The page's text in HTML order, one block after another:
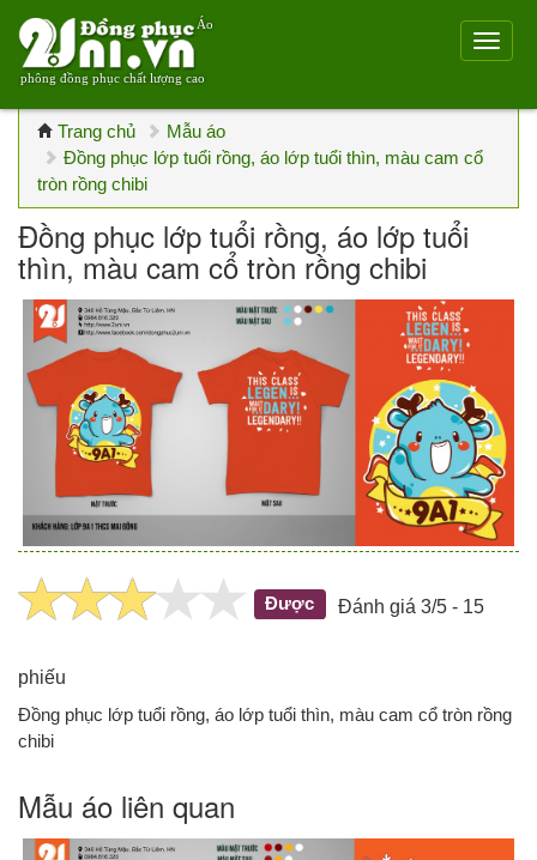
Áo
phông đồng phục chất lượng cao
Trang chủ
Mẫu áo
Đồng phục lớp tuổi rồng, áo lớp tuổi thìn, màu cam cổ
tròn rồng chibi
Đồng phục lớp tuổi rồng, áo lớp tuổi
thìn, màu cam cổ tròn rồng chibi
Được Đánh giá 3/5 - 15
phiếu
Đồng phục lớp tuổi rồng, áo lớp tuổi thìn, màu cam cổ tròn rồng
chibi
Mẫu áo liên quan